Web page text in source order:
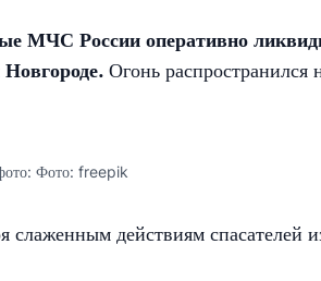
МЧС России оперативно
Огонь
Фото: freepik
слаженным действиям спасателей